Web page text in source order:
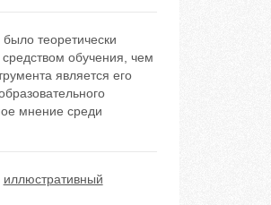
теоретически
обучения, чем
является его
мнение среди
иллюстративный